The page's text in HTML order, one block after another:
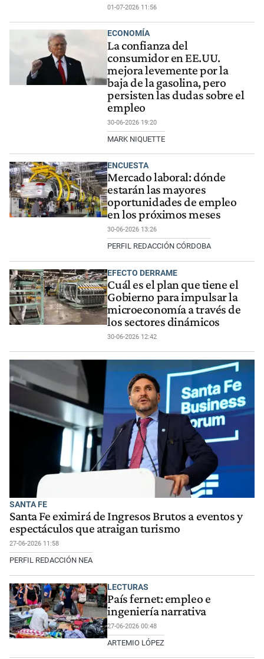
01-07-2026 11:56
ECONOMÍA
La confianza del
consumidor en EE.UU.
mejora levemente por la
baja de la gasolina, pero
persisten las dudas sobre el
empleo
30-06-2026 19:20
MARK NIQUETTE
ENCUESTA
Mercado laboral: dónde
estarán las mayores
oportunidades de empleo
en los próximos meses
30-06-2026 13:26
PERFIL REDACCIÓN CÓRDOBA
EFECTO DERRAME
Cuál es el plan que tiene el
Gobierno para impulsar la
microeconomía a través de
los sectores dinámicos
30-06-2026 12:42
SANTA FE
Santa Fe eximirá de Ingresos Brutos a eventos y
espectáculos que atraigan turismo
27-06-2026 11:58
PERFIL REDACCIÓN NEA
LECTURAS
País fernet: empleo e
ingeniería narrativa
27-06-2026 00:48
ARTEMIO LÓPEZ